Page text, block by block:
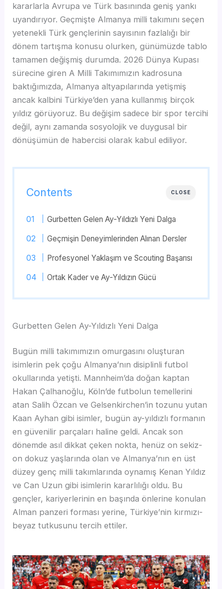
kararlarla Avrupa ve Türk basınında geniş yankı
uyandırıyor. Geçmişte Almanya milli takımını seçen
yetenekli Türk gençlerinin sayısının fazlalığı bir
dönem tartışma konusu olurken, günümüzde tablo
tamamen değişmiş durumda. 2026 Dünya Kupası
sürecine giren A Milli Takımımızın kadrosuna
baktığımızda, Almanya altyapılarında yetişmiş
ancak kalbini Türkiye’den yana kullanmış birçok
yıldız görüyoruz. Bu değişim sadece bir spor tercihi
değil, aynı zamanda sosyolojik ve duygusal bir
dönüşümün de habercisi olarak kabul ediliyor.
CLOSE
Contents
Gurbetten Gelen Ay-Yıldızlı Yeni Dalga
Geçmişin Deneyimlerinden Alınan Dersler
Profesyonel Yaklaşım ve Scouting Başarısı
Ortak Kader ve Ay-Yıldızın Gücü
Gurbetten Gelen Ay-Yıldızlı Yeni Dalga
Bugün milli takımımızın omurgasını oluşturan
isimlerin pek çoğu Almanya’nın disiplinli futbol
okullarında yetişti. Mannheim’da doğan kaptan
Hakan Çalhanoğlu, Köln’de futbolun temellerini
atan Salih Özcan ve Gelsenkirchen’in tozunu yutan
Kaan Ayhan gibi isimler, bugün ay-yıldızlı formanın
en güvenilir parçaları haline geldi. Ancak son
dönemde asıl dikkat çeken nokta, henüz on sekiz-
on dokuz yaşlarında olan ve Almanya’nın en üst
düzey genç milli takımlarında oynamış Kenan Yıldız
ve Can Uzun gibi isimlerin kararlılığı oldu. Bu
gençler, kariyerlerinin en başında önlerine konulan
Alman panzeri forması yerine, Türkiye’nin kırmızı-
beyaz tutkusunu tercih ettiler.